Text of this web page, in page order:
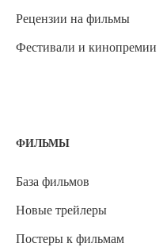
Рецензии на фильмы
Фестивали и кинопремии
ФИЛЬМЫ
База фильмов
Новые трейлеры
Постеры к фильмам